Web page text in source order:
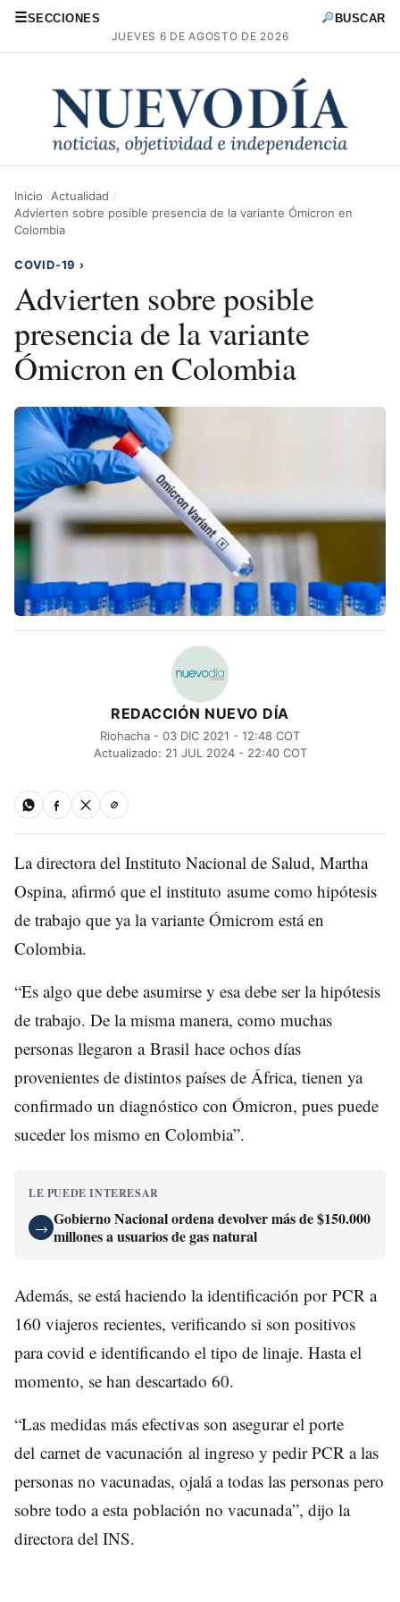
☰SECCIONES
JUEVES 6 DE AGOSTO DE 2026
BUSCAR
Inicio
Actualidad
Advierten sobre posible presencia de la variante Ómicron en
Colombia
COVID-19 ›
Advierten sobre posible
presencia de la variante
Ómicron en Colombia
REDACCIÓN NUEVO DÍA
Riohacha - 03 DIC 2021 - 12:48 COT
Actualizado: 21 JUL 2024 - 22:40 COT
La directora del Instituto Nacional de Salud, Martha
Ospina, afirmó que el instituto asume como hipótesis
de trabajo que ya la variante Ómicrom está en
Colombia.
“Es algo que debe asumirse y esa debe ser la hipótesis
de trabajo. De la misma manera, como muchas
personas llegaron a Brasil hace ochos días
provenientes de distintos países de África, tienen ya
confirmado un diagnóstico con Ómicron, pues puede
suceder los mismo en Colombia”.
LE PUEDE INTERESAR
→ Gobierno Nacional ordena devolver más de $150.000
millones a usuarios de gas natural
Además, se está haciendo la identificación por PCR a
160 viajeros recientes, verificando si son positivos
para covid e identificando el tipo de linaje. Hasta el
momento, se han descartado 60.
“Las medidas más efectivas son asegurar el porte
del carnet de vacunación al ingreso y pedir PCR a las
personas no vacunadas, ojalá a todas las personas pero
sobre todo a esta población no vacunada”, dijo la
directora del INS.